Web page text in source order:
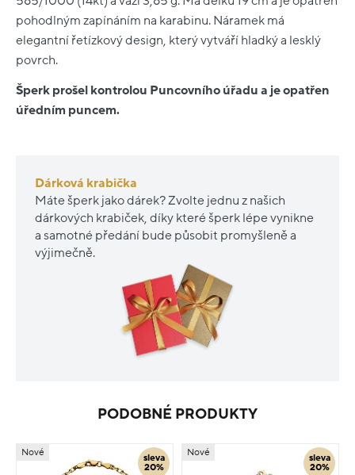
pohodlným zapínáním na karabinu. Náramek má
elegantní řetízkový design, který vytváří hladký a lesklý
povrch.
Šperk prošel kontrolou Puncovního úřadu a je opatřen
úředním puncem.
Dárková krabička
Máte šperk jako dárek? Zvolte jednu z našich
dárkových krabiček, díky které šperk lépe vynikne
a samotné předání bude působit promyšleně a
výjimečně.
PODOBNÉ PRODUKTY
sleva
20%
Nové
sleva
20%
Nové